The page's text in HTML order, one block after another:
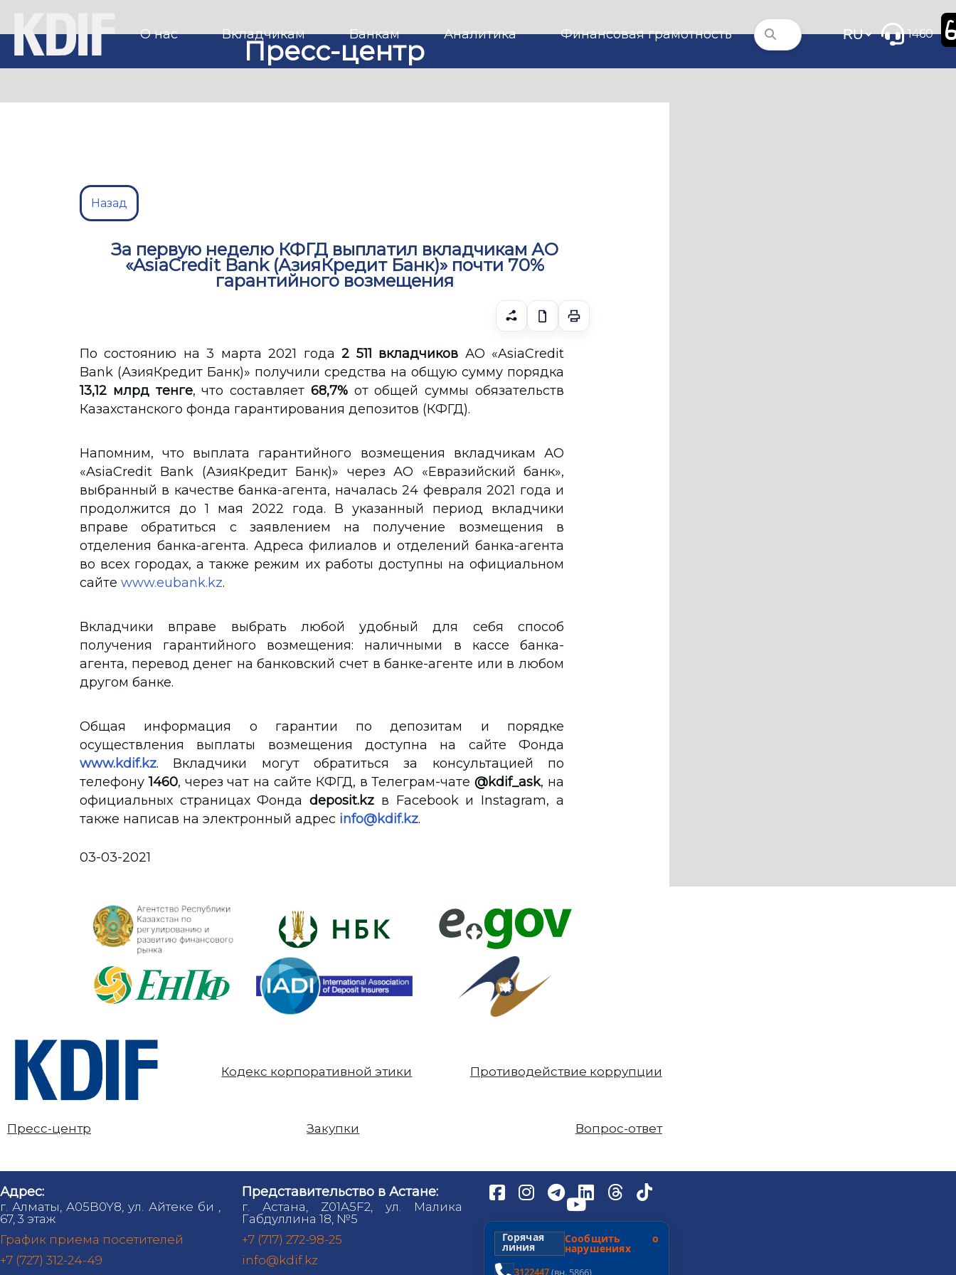
О нас Вкладчикам Банкам Аналитика Финансовая грамотность 1460
Пресс-центр
Назад
За первую неделю КФГД выплатил вкладчикам АО
«AsiaCredit Bank (АзияКредит Банк)» почти 70%
гарантийного возмещения
По состоянию на 3 марта 2021 года2 511 вкладчиков АО «AsiaCredit
Bank (АзияКредит Банк)» получили средства на общую сумму порядка
13,12 млрд тенге, что составляет 68,7%от общей суммы обязательств
Казахстанского фонда гарантирования депозитов (КФГД).
Напомним, что выплата гарантийного возмещения вкладчикам АО
«AsiaCredit Bank (АзияКредит Банк)» через АО «Евразийский банк»,
выбранный в качестве банка-агента, началась 24 февраля 2021 года и
продолжится до 1 мая 2022 года. В указанный период вкладчики
вправе обратиться с заявлением на получение возмещения в
отделения банка-агента. Адреса филиалов и отделений банка-агента
во всех городах, а также режим их работы доступны на официальном
сайте www.eubank.kz.
Вкладчики вправе выбрать любой удобный для себя способ
получения гарантийного возмещения: наличными в кассе банка-
агента, перевод денег на банковский счет в банке-агенте или в любом
другом банке.
Общая информация о гарантии по депозитам и порядке
осуществления выплаты возмещения доступна на сайте Фонда
www.kdif.kz. Вкладчики могут обратиться за консультацией по
телефону1460, через чат на сайте КФГД, в Телеграм-чате@kdif_ask, на
официальных страницах Фондаdeposit.kz в Facebook и Instagram, а
также написав на электронный адрес info@kdif.kz.
03-03-2021
Кодекс корпоративной этики Противодействие коррупции
Пресс-центр Закупки Вопрос-ответ
Адрес:
г. Алматы, A05B0Y8, ул. Айтеке би ,
67, 3 этаж
График приема посетителей
+7 (727) 312-24-49
Представительство в Астане:
г. Астана, Z01A5F2, ул. Малика
Габдуллина 18, №5
+7 (717) 272-98-25
info@kdif.kz
Горячая
линия
Сообщить о
нарушениях
3122447(вн. 5866)